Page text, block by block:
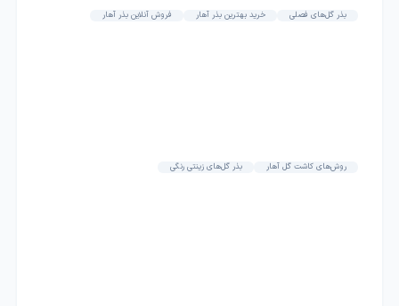
بذر گل‌های فصلی خرید بهترین بذر آهار فروش آنلاین بذر آهار
روش‌های کاشت گل آهار بذر گل‌های زینتی رنگی